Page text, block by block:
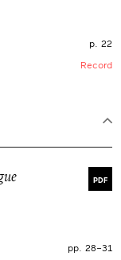
p. 22
Record
PDF
pp. 28–31